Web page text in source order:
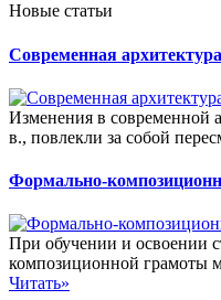
Новые статьи
Современная архитектура
Изменения в современной
в., повлекли за собой
Формально-
При обучении и освоении
композиционной грамоты
Читать»